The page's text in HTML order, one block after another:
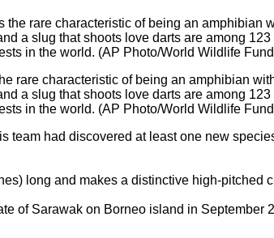
rare characteristic of being an amphibian
a slug that shoots love darts are among
in the world. (AP Photo/World Wildlife
had discovered at least one new
long and makes a distinctive high-pitched
of Sarawak on Borneo island in September